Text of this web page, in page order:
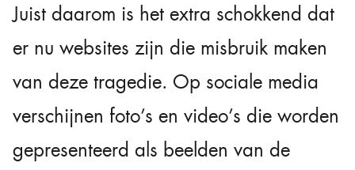
Juist daarom is het extra schokkend dat
er nu websites zijn die misbruik maken
van deze tragedie. Op sociale media
verschijnen foto’s en video’s die worden
gepresenteerd als beelden van de